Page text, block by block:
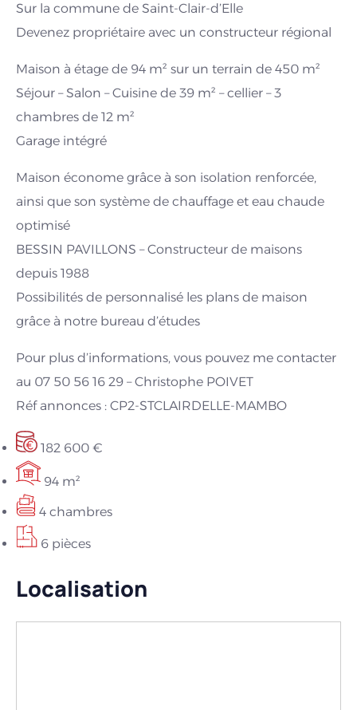
Sur la commune de Saint-Clair-d’Elle
Devenez propriétaire avec un constructeur régional
Maison à étage de 94 m² sur un terrain de 450 m²
Séjour – Salon – Cuisine de 39 m² – cellier – 3
chambres de 12 m²
Garage intégré
Maison économe grâce à son isolation renforcée,
ainsi que son système de chauffage et eau chaude
optimisé
BESSIN PAVILLONS – Constructeur de maisons
depuis 1988
Possibilités de personnalisé les plans de maison
grâce à notre bureau d’études
Pour plus d’informations, vous pouvez me contacter
au 07 50 56 16 29 – Christophe POIVET
Réf annonces : CP2-STCLAIRDELLE-MAMBO
182 600 €
94 m²
4 chambres
6 pièces
Localisation